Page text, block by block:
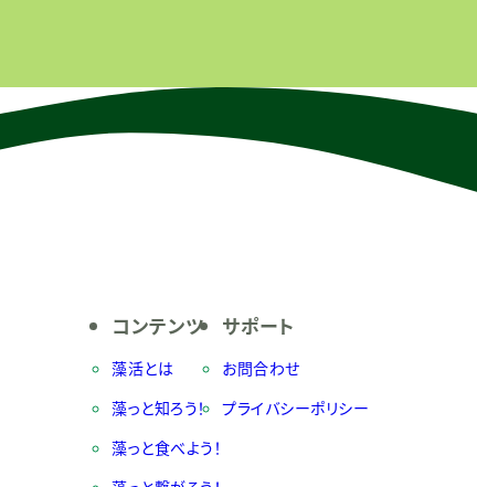
コンテンツ
藻活とは
藻っと知ろう！
藻っと食べよう！
サポート
お問合わせ
プライバシーポリシー